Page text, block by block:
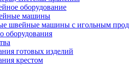
оборудование
машины
швейные машины с игольным
оборудования
готовых изделий
крестом